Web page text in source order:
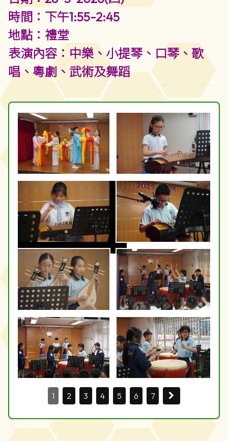
時間：下午1:55-2:45
地點：禮堂
表演內容：中樂、小提琴、口琴、歌
唱、粵劇、武術及舞蹈
1 2 3 4 5 6 7